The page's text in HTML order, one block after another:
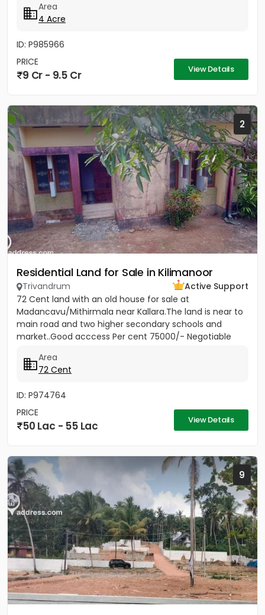
Area
4 Acre
ID: P985966
PRICE
9 Cr - 9.5 Cr View Details
2
Residential Land for Sale in Kilimanoor
Trivandrum
Active Support
72 Cent land with an old house for sale at
Madancavu/Mithirmala near Kallara.The land is near to
main road and two higher secondary schools and
market..Good acccess Per cent 75000/- Negotiable
Area
72 Cent
ID: P974764
PRICE
50 Lac - 55 Lac View Details
9